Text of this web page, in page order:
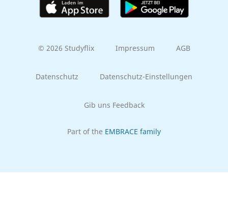
© 2026 Studyflix Impressum AGB
Datenschutz Datenschutz-Einstellungen
Gib uns Feedback
Part of the EMBRACE family